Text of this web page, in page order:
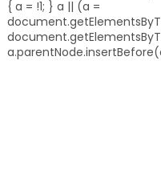
{ a = !1; } a || (a =